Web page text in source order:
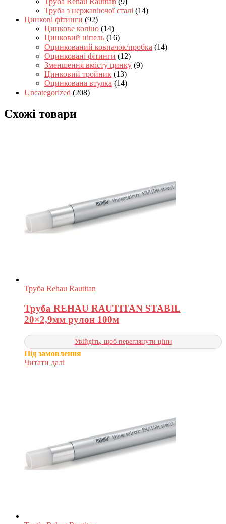
Труба з нержавіючої сталі (14)
Цинкові фітинги (92)
Цинкове коліно (14)
Цинковий ніпель (16)
Оцинкований ковпачок/пробка (14)
Оцинковані фітинги (12)
Зменшення вмісту цинку (9)
Цинковий тройник (13)
Оцинкована втулка (14)
Uncategorized (208)
Схожі товари
Труба Rehau Rautitan
Труба REHAU RAUTITAN STABIL
20×2,9мм рулон 100м
Увійдіть, щоб переглянути ціни
Під замовлення
Читати далі